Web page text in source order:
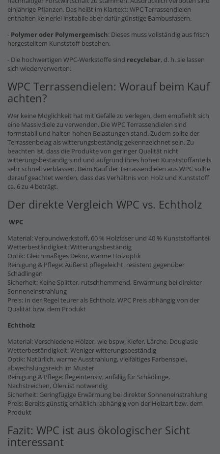
einjährige Pflanzen. Das heißt im Klartext: WPC Terrassendielen
enthalten keinerlei instabile aber dafür günstige Bambusfasern.
- Polymer oder Polymergemisch: Dieses muss vollständig aus frisch
hergestelltem Kunststoff bestehen.
- Die hochwertigen WPC-Werkstoffe sind recyclebar, d. h. sie lassen
sich wiederverwerten.
WPC Terrassendielen: Worauf beim Kauf
achten?
Wer keine Möglichkeit hat mit Gefälle zu verlegen, dem empfiehlt sich
eine Massivdiele zu verwenden. Die WPC Terrassendielen sind
formstabil und halten hohen Belastungen stand. Zudem sollte der
Terrassenbelag als witterungsbeständig gekennzeichnet sein. Zu
beachten ist, dass die Produkte von geringer Qualität nicht
witterungsbeständig sind und aufgrund ihres hohen Kunststoffanteils
sehr schnell verblassen. Beim Kauf der Terrassendielen aus WPC sollte
darauf geachtet werden, dass das Verhältnis von Holz und Kunststoff
ca. 6 zu 4 beträgt.
Der direkte Vergleich WPC vs. Echtholz
WPC
Material: Verbundwerkstoff, 60 % Holzfaser und 40 % Kunststoffanteil
Wetterbeständigkeit: Witterungsbeständig
Optik: Gleichmäßiges Dekor, warme Holzoptik
Reinigung & Pflege: Äußerst pflegeleicht, resistent gegenüber
Schädlingen
Sicherheit: Keine Splitter, rutschhemmend, Erwärmung bei direkter
Sonneneinstrahlung
Preis: In der Regel teurer als Echtholz, WPC Preis abhängig von der
Qualität bzw. dem Produkt
Echtholz
Material: Verschiedene Hölzer, wie bspw. Kiefer, Lärche, Douglasie
Wetterbeständigkeit: Weniger witterungsbeständig
Optik: Natürlich, warme Ausstrahlung, vielfältiges Farbenspiel,
abwechslungsreich im Muster
Reinigung & Pflege: flegeintensiv, anfällig für Schädlinge,
Nachstreichen, Ölen ist notwendig
Sicherheit: Geringfügige Erwärmung bei direkter Sonneneinstrahlung
Preis: Bereits günstig erhältlich, abhängig von der Holzart bzw. dem
Produkt
Fazit: WPC ist aus ökologischer Sicht
interessant